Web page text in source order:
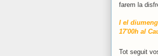
farem la
I el
17'00h al
Tot seguit